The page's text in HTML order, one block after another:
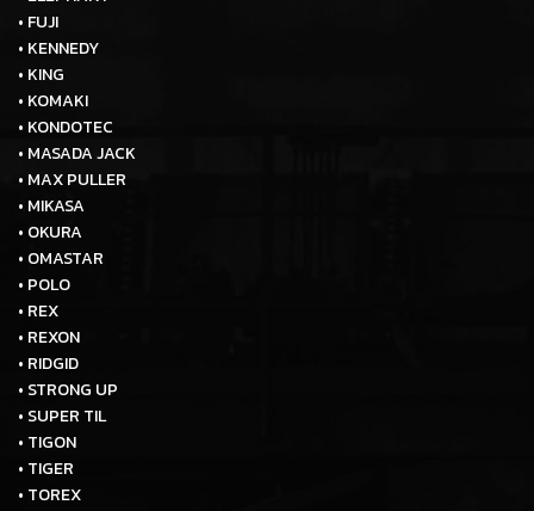
• FUJI
• KENNEDY
• KING
• KOMAKI
• KONDOTEC
• MASADA JACK
• MAX PULLER
• MIKASA
• OKURA
• OMASTAR
• POLO
• REX
• REXON
• RIDGID
• STRONG UP
• SUPER TIL
• TIGON
• TIGER
• TOREX